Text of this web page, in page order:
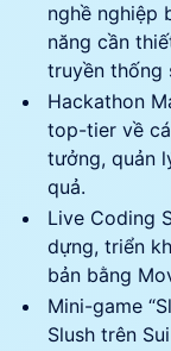
nghề nghiệp
năng cần
truyền thống
Hackathon
top-tier về
tưởng, quản
quả.
Live Coding
dựng, triển
bản bằng
Mini-game
Slush trên